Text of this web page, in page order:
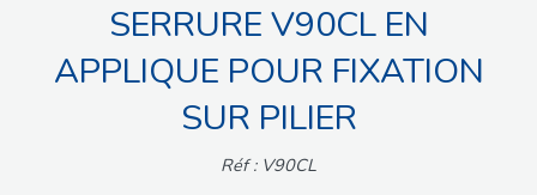
MOTORISATIONS
ACCESSOIRES ET ELECTRONIQUES
INTERPHONES VISIOPHONES
SERRURE V90CL EN
APPLIQUE POUR FIXATION
SUR PILIER
Réf : V90CL